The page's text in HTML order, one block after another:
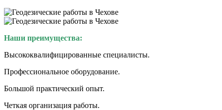
Наши преимущества:
Высококвалифицированные специалисты.
Профессиональное оборудование.
Большой практический опыт.
Четкая организация работы.